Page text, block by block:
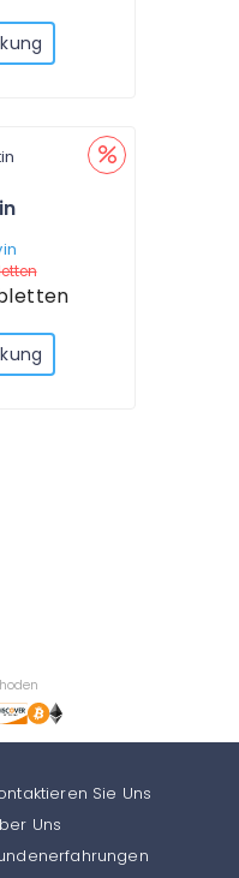
Sie Uns
Uns